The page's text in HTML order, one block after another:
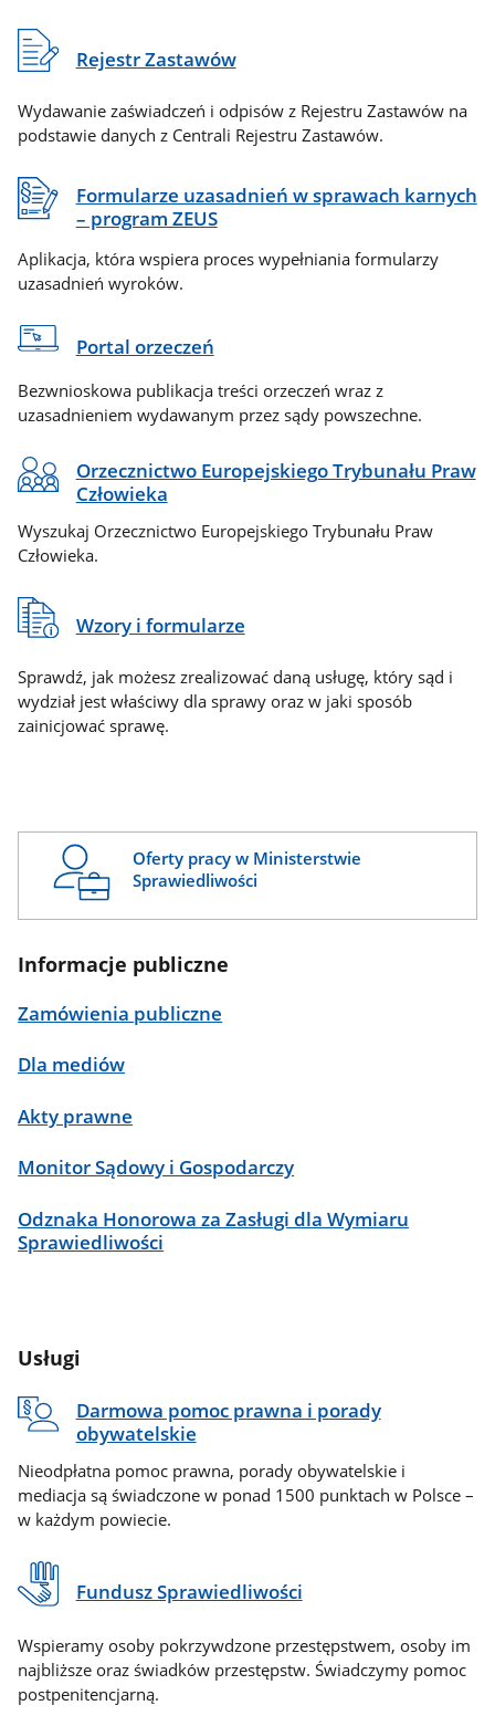
Rejestr Zastawów
Wydawanie zaświadczeń i odpisów z Rejestru Zastawów na
podstawie danych z Centrali Rejestru Zastawów.
Formularze uzasadnień w sprawach karnych
– program ZEUS
Aplikacja, która wspiera proces wypełniania formularzy
uzasadnień wyroków.
Portal orzeczeń
Bezwnioskowa publikacja treści orzeczeń wraz z
uzasadnieniem wydawanym przez sądy powszechne.
Orzecznictwo Europejskiego Trybunału Praw
Człowieka
Wyszukaj Orzecznictwo Europejskiego Trybunału Praw
Człowieka.
Wzory i formularze
Sprawdź, jak możesz zrealizować daną usługę, który sąd i
wydział jest właściwy dla sprawy oraz w jaki sposób
zainicjować sprawę.
Oferty pracy w Ministerstwie
Sprawiedliwości
Informacje publiczne
Zamówienia publiczne
Dla mediów
Akty prawne
Monitor Sądowy i Gospodarczy
Odznaka Honorowa za Zasługi dla Wymiaru
Sprawiedliwości
Usługi
Darmowa pomoc prawna i porady
obywatelskie
Nieodpłatna pomoc prawna, porady obywatelskie i
mediacja są świadczone w ponad 1500 punktach w Polsce –
w każdym powiecie.
Fundusz Sprawiedliwości
Wspieramy osoby pokrzywdzone przestępstwem, osoby im
najbliższe oraz świadków przestępstw. Świadczymy pomoc
postpenitencjarną.